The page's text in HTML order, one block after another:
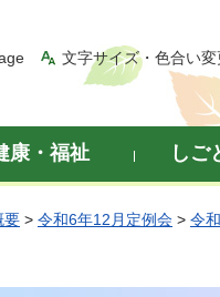
文字サイズ・色合い変
康・福祉 しご
要 > 令和6年12月定例会 > 令